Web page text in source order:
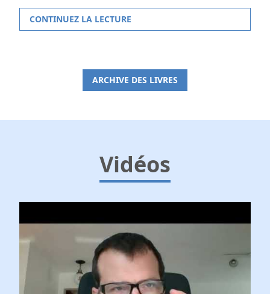
CONTINUEZ LA LECTURE
ARCHIVE DES LIVRES
Vidéos